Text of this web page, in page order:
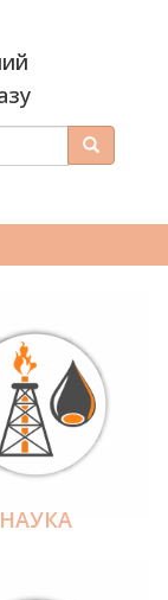
Пошук
НАУКА